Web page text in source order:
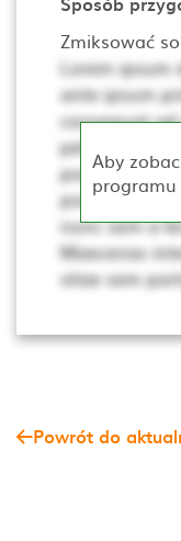
Zmiksować
Lorem ipsum
ante ipsum
consequat
porta, lectus
porta mollis.
nunc sem a
Maecenas
vitae sem
Aby
Powrót do